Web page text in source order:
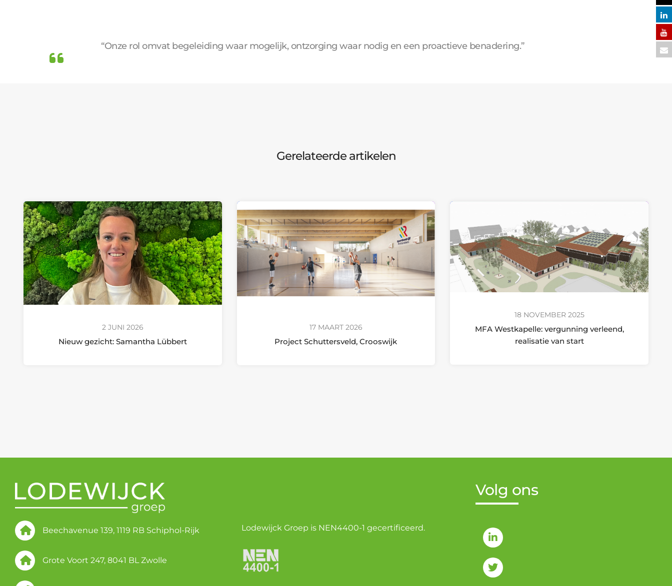
“Onze rol omvat begeleiding waar mogelijk, ontzorging waar nodig en een proactieve benadering.”
Gerelateerde artikelen
2 JUNI 2026
Nieuw gezicht: Samantha Lübbert
17 MAART 2026
Project Schuttersveld, Crooswijk
18 NOVEMBER 2025
MFA Westkapelle: vergunning verleend,
realisatie van start
Beechavenue 139, 1119 RB Schiphol-Rijk
Grote Voort 247, 8041 BL Zwolle
Lodewijck Groep is NEN4400-1 gecertificeerd.
Volg ons